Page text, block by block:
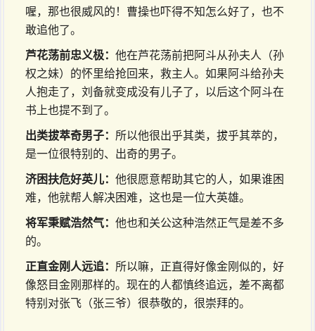
喔，那也很威风的！曹操也吓得不知怎么好了，也不
敢追他了。
芦花荡前忠义极： 他在芦花荡前把阿斗从孙夫人（孙
权之妹）的怀里给抢回来，救主人。如果阿斗给孙夫
人抱走了，刘备就变成没有儿子了，以后这个阿斗在
书上也提不到了。
出类拔萃奇男子： 所以他很出乎其类，拔乎其萃的，
是一位很特别的、出奇的男子。
济困扶危好英儿： 他很愿意帮助其它的人，如果谁困
难，他就帮人解决困难，这也是一位大英雄。
将军秉赋浩然气： 他也和关公这种浩然正气是差不多
的。
正直金刚人远追： 所以嘛，正直得好像金刚似的，好
像怒目金刚那样的。现在的人都慎终追远，差不离都
特别对张飞（张三爷）很恭敬的，很崇拜的。